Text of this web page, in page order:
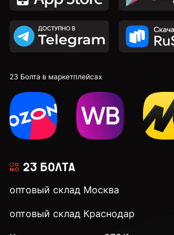
23 Болта в маркетплейсах
оптовый склад Москва
оптовый склад Краснодар